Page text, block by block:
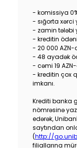
- komissiya
- sığorta xərci
- zamin tələbi
- kreditin
- 20 000 AZN-
- 48 ayadək
- cəmi 19
- kreditin çox
imkanı.
Krediti banka
nömrəsinə
edərək,
saytından
(http://
filiallarına